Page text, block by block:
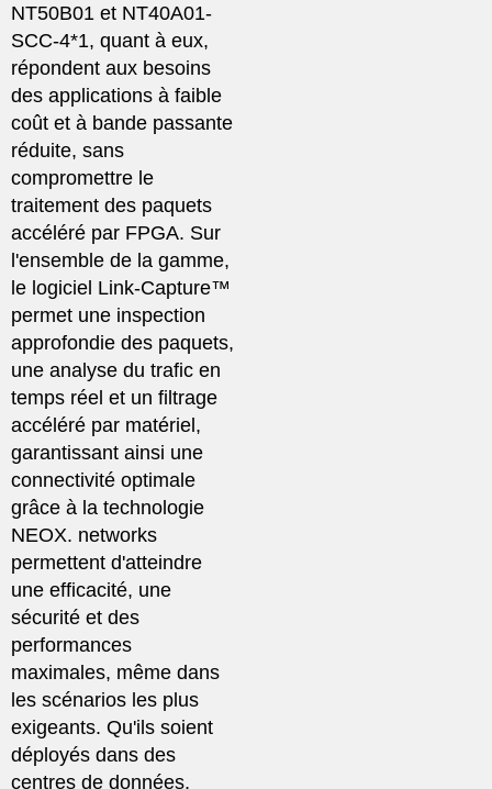
NT50B01 et NT40A01-
SCC-4*1, quant à eux,
répondent aux besoins
des applications à faible
coût et à bande passante
réduite, sans
compromettre le
traitement des paquets
accéléré par FPGA. Sur
l'ensemble de la gamme,
le logiciel Link-Capture™
permet une inspection
approfondie des paquets,
une analyse du trafic en
temps réel et un filtrage
accéléré par matériel,
garantissant ainsi une
connectivité optimale
grâce à la technologie
NEOX. networks
permettent d'atteindre
une efficacité, une
sécurité et des
performances
maximales, même dans
les scénarios les plus
exigeants. Qu'ils soient
déployés dans des
centres de données,